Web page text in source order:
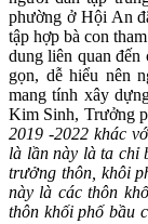
phường ở Hội An
tập hợp bà con
dung liên quan đến
gọn, dễ hiểu nên
mang tính xây
Kim Sinh, Trưởng
2019 -2022 khác
là lần này là ta chỉ
trưởng thôn, khôi
này là các thôn
thôn khối phố bầu